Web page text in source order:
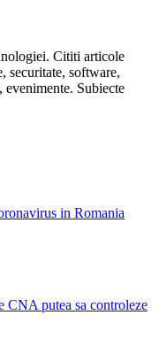
Cititi articole
securitate, software,
evenimente. Subiecte
in Romania
CNA putea sa controleze